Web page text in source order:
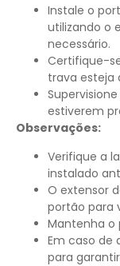
Instale o
utilizando o
necessário.
Certifique-
trava esteja
estiverem
Observações:
Verifique a
instalado
O extensor
portão para
Mantenha o
Em caso de
para